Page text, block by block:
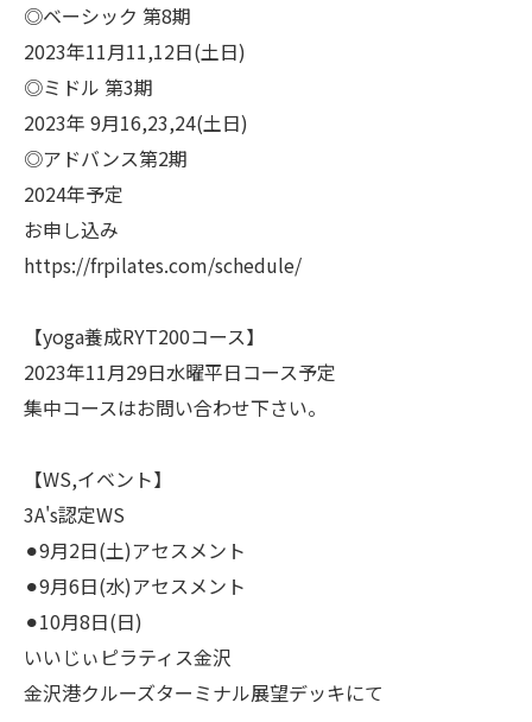
◎ベーシック 第8期
2023年11月11,12日(土日)
◎ミドル 第3期
2023年 9月16,23,24(土日)
◎アドバンス第2期
2024年予定
お申し込み
https://frpilates.com/schedule/
【yoga養成RYT200コース】
2023年11月29日水曜平日コース予定
集中コースはお問い合わせ下さい。
【WS,イベント】
3A's認定WS
⚫︎9月2日(土)アセスメント
⚫︎9月6日(水)アセスメント
⚫︎10月8日(日)
いいじぃピラティス金沢
金沢港クルーズターミナル展望デッキにて